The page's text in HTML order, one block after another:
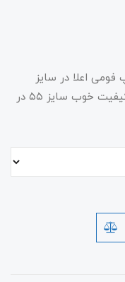
فومی اعلا در سایز
۵۵در ۳۰ در ۱۰ سانتیمتر _استپ فومی کیفیت خوب سایز ۵۵ در